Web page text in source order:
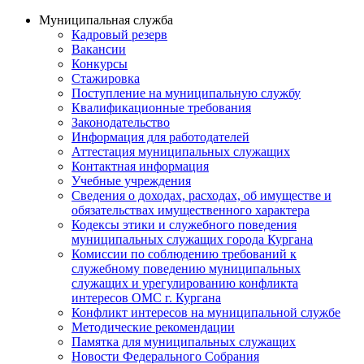
Муниципальная служба
Кадровый резерв
Вакансии
Конкурсы
Стажировка
Поступление на муниципальную службу
Квалификационные требования
Законодательство
Информация для работодателей
Аттестация муниципальных служащих
Контактная информация
Учебные учреждения
Сведения о доходах, расходах, об имуществе и
обязательствах имущественного характера
Кодексы этики и служебного поведения
муниципальных служащих города Кургана
Комиссии по соблюдению требований к
служебному поведению муниципальных
служащих и урегулированию конфликта
интересов ОМС г. Кургана
Конфликт интересов на муниципальной службе
Методические рекомендации
Памятка для муниципальных служащих
Новости Федерального Cобрания